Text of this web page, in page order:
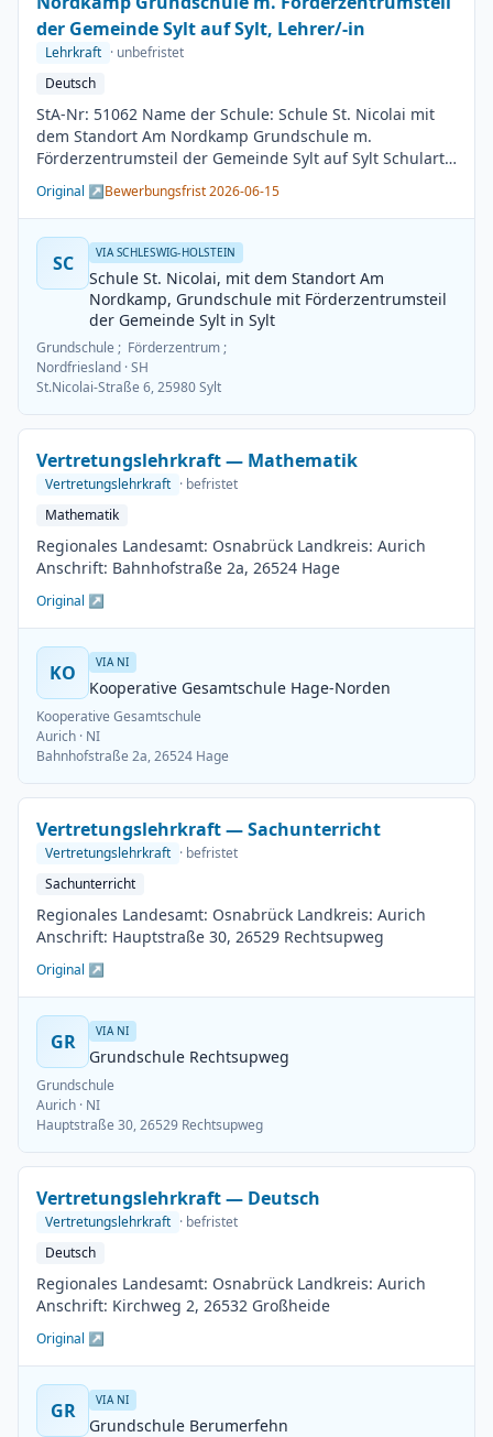
der Gemeinde Sylt auf Sylt, Lehrer/-in
Lehrkraft · unbefristet
Deutsch
StA-Nr: 51062 Name der Schule: Schule St. Nicolai mit
dem Standort Am Nordkamp Grundschule m.
Förderzentrumsteil der Gemeinde Sylt auf Sylt Schulart:
Grundschule Kreis / Kreisfreie Stadt: Nordfriesland
BesGr / EntGr: Besoldungsgruppe A13 1. Fach: Deutsch
2. Fach: beliebig Beschäftigungsdauer: Unbefristet
Arbeitsumfang: Teilzeit möglich Besetzungstermin:
01.08.2026 Bewerbungsschluss: 15.06.2026
Veröffentlichung: 01.06.2026
Original ↗Bewerbungsfrist 2026-06-15
SC VIA SCHLESWIG-HOLSTEIN
Schule St. Nicolai, mit dem Standort Am
Nordkamp, Grundschule mit Förderzentrumsteil
der Gemeinde Sylt in Sylt
Grundschule ; Förderzentrum ;
Nordfriesland · SH
St.Nicolai-Straße 6, 25980 Sylt
Vertretungslehrkraft — Mathematik
Vertretungslehrkraft · befristet
Mathematik
Regionales Landesamt: Osnabrück Landkreis: Aurich
Anschrift: Bahnhofstraße 2a, 26524 Hage
Original ↗
KO VIA NI
Kooperative Gesamtschule Hage-Norden
Kooperative Gesamtschule
Aurich · NI
Bahnhofstraße 2a, 26524 Hage
Vertretungslehrkraft — Sachunterricht
Vertretungslehrkraft · befristet
Sachunterricht
Regionales Landesamt: Osnabrück Landkreis: Aurich
Anschrift: Hauptstraße 30, 26529 Rechtsupweg
Original ↗
GR VIA NI
Grundschule Rechtsupweg
Grundschule
Aurich · NI
Hauptstraße 30, 26529 Rechtsupweg
Vertretungslehrkraft — Deutsch
Vertretungslehrkraft · befristet
Deutsch
Regionales Landesamt: Osnabrück Landkreis: Aurich
Anschrift: Kirchweg 2, 26532 Großheide
Original ↗
GR VIA NI
Grundschule Berumerfehn